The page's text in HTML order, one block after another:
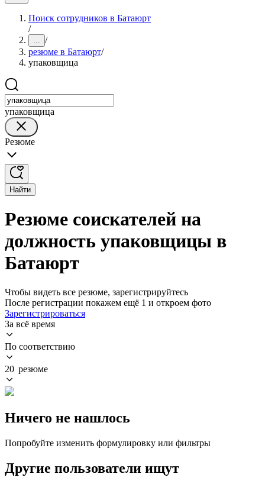
Поиск сотрудников в Батаюрт
/
... /
резюме в Батаюрт/
упаковщица
упаковщица
Резюме
Найти
Резюме соискателей на
должность упаковщицы в
Батаюрт
Чтобы видеть все резюме, зарегистрируйтесь
После регистрации покажем ещё 1 и откроем фото
Зарегистрироваться
За всё время
По соответствию
20 резюме
Ничего не нашлось
Попробуйте изменить формулировку или фильтры
Другие пользователи ищут